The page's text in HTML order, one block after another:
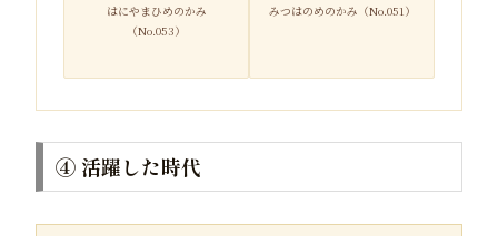
はにやまひめのかみ
（No.053）
みつはのめのかみ（No.051）
④ 活躍した時代